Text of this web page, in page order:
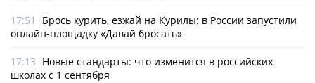
17:51
Брось курить, езжай на Курилы: в России запустили
онлайн-­площадку «Давай бросать»
17:13 Новые стандарты: что изменится в российских
школах с 1 сентября